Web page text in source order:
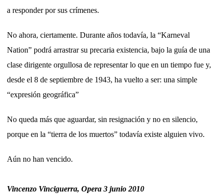
a responder por sus crímenes.
No ahora, ciertamente. Durante años todavía, la “Karneval
Nation” podrá arrastrar su precaria existencia, bajo la guía de una
clase dirigente orgullosa de representar lo que en un tiempo fue y,
desde el 8 de septiembre de 1943, ha vuelto a ser: una simple
“expresión geográfica”
No queda más que aguardar, sin resignación y no en silencio,
porque en la “tierra de los muertos” todavía existe alguien vivo.
Aún no han vencido.
Vincenzo Vinciguerra, Opera 3 junio 2010